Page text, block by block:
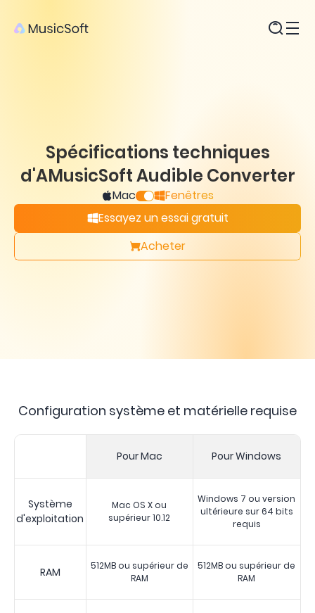
Spécifications techniques
d'AMusicSoft Audible Converter
Mac
Fenêtres
Essayez un essai gratuit
Acheter
Configuration système et matérielle requise
Pour Mac Pour Windows
Système
d'exploitation
Mac OS X ou
supérieur 10.12
Windows 7 ou version
ultérieure sur 64 bits
requis
RAM
512MB ou supérieur de
RAM
512MB ou supérieur de
RAM